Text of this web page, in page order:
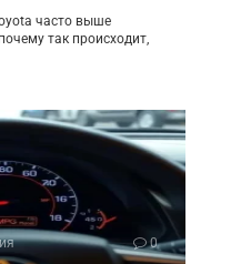
часто выше
так происходит,
0